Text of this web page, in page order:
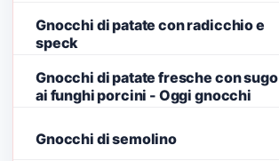
Gnocchi di patate con radicchio e
speck
Gnocchi di patate fresche con sugo
ai funghi porcini - Oggi gnocchi
Gnocchi di semolino